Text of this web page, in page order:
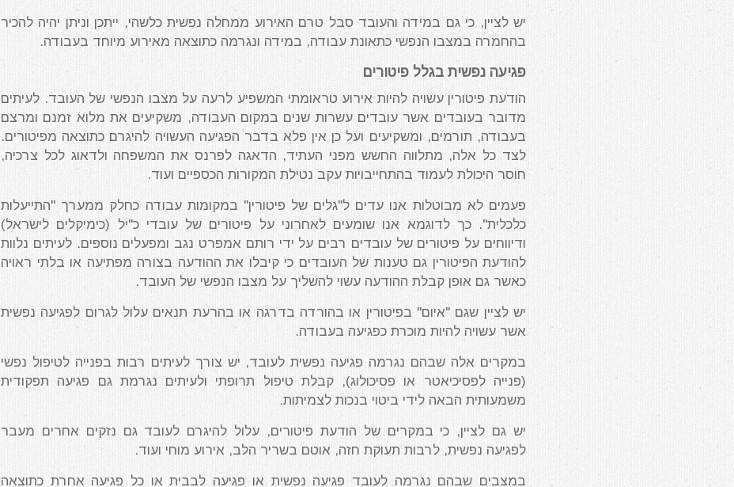
יש לציין, כי גם במידה והעובד סבל טרם האירוע ממחלה נפשית כלשהי, ייתכן וניתן יהיה להכיר
בהחמרה במצבו הנפשי כתאונת עבודה, במידה ונגרמה כתוצאה מאירוע מיוחד בעבודה.
פגיעה נפשית בגלל פיטורים
הודעת פיטורין עשויה להיות אירוע טראומתי המשפיע לרעה על מצבו הנפשי של העובד. לעיתים
מדובר בעובדים אשר עובדים עשרות שנים במקום העבודה, משקיעים את מלוא זמנם ומרצם
בעבודה, תורמים, ומשקיעים ועל כן אין פלא בדבר הפגיעה העשויה להיגרם כתוצאה מפיטורים.
לצד כל אלה, מתלווה החשש מפני העתיד, הדאגה לפרנס את המשפחה ולדאוג לכל צרכיה,
חוסר היכולת לעמוד בהתחייבויות עקב נטילת המקורות הכספיים ועוד.
פעמים לא מבוטלות אנו עדים ל"גלים של פיטורין" במקומות עבודה כחלק ממערך "התייעלות
כלכלית". כך לדוגמא אנו שומעים לאחרוני על פיטורים של עובדי כ"יל (כימיקלים לישראל)
ודיווחים על פיטורים של עובדים רבים על ידי רותם אמפרט נגב ומפעלים נוספים. לעיתים נלוות
להודעת הפיטורין גם טענות של העובדים כי קיבלו את ההודעה בצורה מפתיעה או בלתי ראויה
כאשר גם אופן קבלת ההודעה עשוי להשליך על מצבו הנפשי של העובד.
יש לציין שגם "איום" בפיטורין או בהורדה בדרגה או בהרעת תנאים עלול לגרום לפגיעה נפשית
אשר עשויה להיות מוכרת כפגיעה בעבודה.
במקרים אלה שבהם נגרמה פגיעה נפשית לעובד, יש צורך לעיתים רבות בפנייה לטיפול נפשי
(פנייה לפסיכיאטר או פסיכולוג), קבלת טיפול תרופתי ולעיתים נגרמת גם פגיעה תפקודית
משמעותית הבאה לידי ביטוי בנכות לצמיתות.
יש גם לציין, כי במקרים של הודעת פיטורים, עלול להיגרם לעובד גם נזקים אחרים מעבר
לפגיעה נפשית, לרבות תעוקת חזה, אוטם בשריר הלב, אירוע מוחי ועוד.
במצבים שבהם נגרמה לעובד פגיעה נפשית או פגיעה לבבית או כל פגיעה אחרת כתוצאה